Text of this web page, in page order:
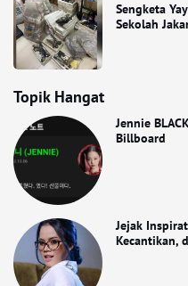
Sengketa
Sekolah
Topik Hangat
Jennie
Billboard
Jejak
Kecantikan,